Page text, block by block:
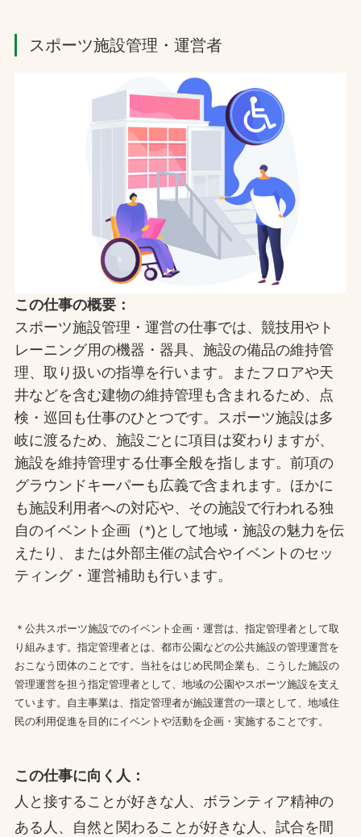
スポーツ施設管理・運営者
この仕事の概要：
スポーツ施設管理・運営の仕事では、競技用やト
レーニング用の機器・器具、施設の備品の維持管
理、取り扱いの指導を行います。またフロアや天
井などを含む建物の維持管理も含まれるため、点
検・巡回も仕事のひとつです。スポーツ施設は多
岐に渡るため、施設ごとに項目は変わりますが、
施設を維持管理する仕事全般を指します。前項の
グラウンドキーパーも広義で含まれます。ほかに
も施設利用者への対応や、その施設で行われる独
自のイベント企画（*)として地域・施設の魅力を伝
えたり、または外部主催の試合やイベントのセッ
ティング・運営補助も行います。
＊公共スポーツ施設でのイベント企画・運営は、指定管理者として取
り組みます。指定管理者とは、都市公園などの公共施設の管理運営を
おこなう団体のことです。当社をはじめ民間企業も、こうした施設の
管理運営を担う指定管理者として、地域の公園やスポーツ施設を支え
ています。自主事業は、指定管理者が施設運営の一環として、地域住
民の利用促進を目的にイベントや活動を企画・実施することです。
この仕事に向く人：
人と接することが好きな人、ボランティア精神の
ある人、自然と関わることが好きな人、試合を間